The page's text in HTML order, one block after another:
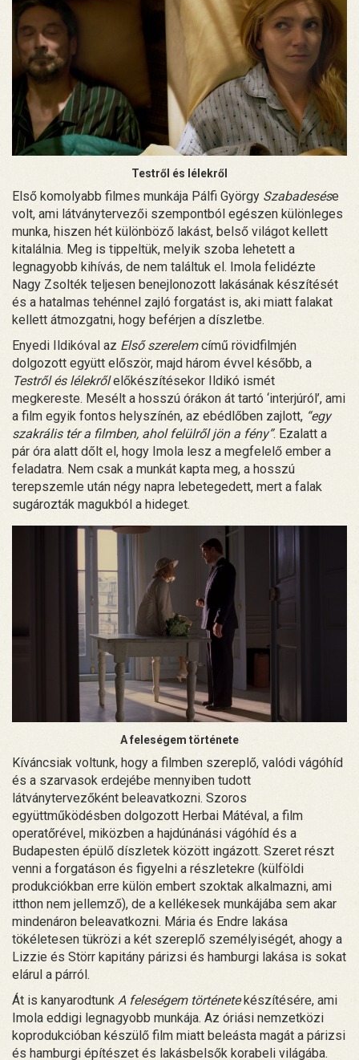
Testről és lélekről
Első komolyabb filmes munkája Pálfi György Szabadesése
volt, ami látványtervezői szempontból egészen különleges
munka, hiszen hét különböző lakást, belső világot kellett
kitalálnia. Meg is tippeltük, melyik szoba lehetett a
legnagyobb kihívás, de nem találtuk el. Imola felidézte
Nagy Zsolték teljesen benejlonozott lakásának készítését
és a hatalmas tehénnel zajló forgatást is, aki miatt falakat
kellett átmozgatni, hogy beférjen a díszletbe.
Enyedi Ildikóval az Első szerelemcímű rövidfilmjén
dolgozott együtt először, majd három évvel később, a
Testről és lélekrőlelőkészítésekor Ildikó ismét
megkereste. Mesélt a hosszú órákon át tartó ‘interjúról’, ami
a film egyik fontos helyszínén, az ebédlőben zajlott, “egy
szakrális tér a filmben, ahol felülről jön a fény”. Ezalatt a
pár óra alatt dőlt el, hogy Imola lesz a megfelelő ember a
feladatra. Nem csak a munkát kapta meg, a hosszú
terepszemle után négy napra lebetegedett, mert a falak
sugározták magukból a hideget.
A feleségem története
Kíváncsiak voltunk, hogy a filmben szereplő, valódi vágóhíd
és a szarvasok erdejébe mennyiben tudott
látványtervezőként beleavatkozni. Szoros
együttműködésben dolgozott Herbai Mátéval, a film
operatőrével, miközben a hajdúnánási vágóhíd és a
Budapesten épülő díszletek között ingázott. Szeret részt
venni a forgatáson és figyelni a részletekre (külföldi
produkciókban erre külön embert szoktak alkalmazni, ami
itthon nem jellemző), de a kellékesek munkájába sem akar
mindenáron beleavatkozni. Mária és Endre lakása
tökéletesen tükrözi a két szereplő személyiségét, ahogy a
Lizzie és Störr kapitány párizsi és hamburgi lakása is sokat
elárul a párról.
Át is kanyarodtunk A feleségem történetekészítésére, ami
Imola eddigi legnagyobb munkája. Az óriási nemzetközi
koprodukcióban készülő film miatt beleásta magát a párizsi
és hamburgi építészet és lakásbelsők korabeli világába.